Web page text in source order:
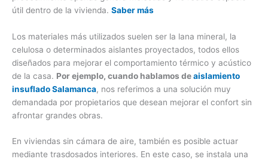
útil dentro de la vivienda. Saber más
Los materiales más utilizados suelen ser la lana mineral, la
celulosa o determinados aislantes proyectados, todos ellos
diseñados para mejorar el comportamiento térmico y acústico
de la casa. Por ejemplo, cuando hablamos deaislamiento
insuflado Salamanca, nos referimos a una solución muy
demandada por propietarios que desean mejorar el confort sin
afrontar grandes obras.
En viviendas sin cámara de aire, también es posible actuar
mediante trasdosados interiores. En este caso, se instala una